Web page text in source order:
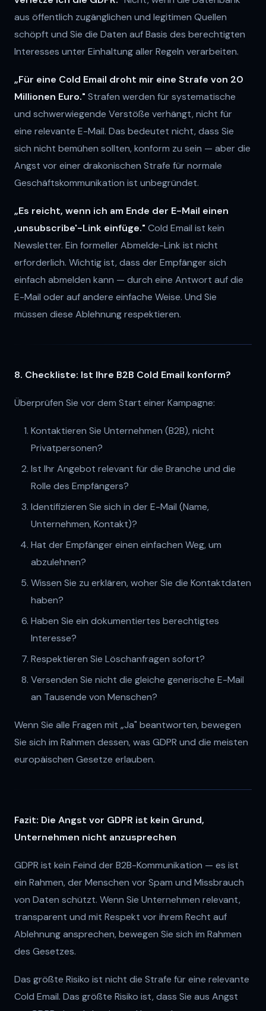
aus öffentlich zugänglichen und legitimen Quellen
schöpft und Sie die Daten auf Basis des berechtigten
Interesses unter Einhaltung aller Regeln verarbeiten.
„Für eine Cold Email droht mir eine Strafe von 20
Millionen Euro." Strafen werden für systematische
und schwerwiegende Verstöße verhängt, nicht für
eine relevante E-Mail. Das bedeutet nicht, dass Sie
sich nicht bemühen sollten, konform zu sein — aber die
Angst vor einer drakonischen Strafe für normale
Geschäftskommunikation ist unbegründet.
„Es reicht, wenn ich am Ende der E-Mail einen
‚unsubscribe'-Link einfüge." Cold Email ist kein
Newsletter. Ein formeller Abmelde-Link ist nicht
erforderlich. Wichtig ist, dass der Empfänger sich
einfach abmelden kann — durch eine Antwort auf die
E-Mail oder auf andere einfache Weise. Und Sie
müssen diese Ablehnung respektieren.
8. Checkliste: Ist Ihre B2B Cold Email konform?
Überprüfen Sie vor dem Start einer Kampagne:
Kontaktieren Sie Unternehmen (B2B), nicht
Privatpersonen?
Ist Ihr Angebot relevant für die Branche und die
Rolle des Empfängers?
Identifizieren Sie sich in der E-Mail (Name,
Unternehmen, Kontakt)?
Hat der Empfänger einen einfachen Weg, um
abzulehnen?
Wissen Sie zu erklären, woher Sie die Kontaktdaten
haben?
Haben Sie ein dokumentiertes berechtigtes
Interesse?
Respektieren Sie Löschanfragen sofort?
Versenden Sie nicht die gleiche generische E-Mail
an Tausende von Menschen?
Wenn Sie alle Fragen mit „Ja" beantworten, bewegen
Sie sich im Rahmen dessen, was GDPR und die meisten
europäischen Gesetze erlauben.
Fazit: Die Angst vor GDPR ist kein Grund,
Unternehmen nicht anzusprechen
GDPR ist kein Feind der B2B-Kommunikation — es ist
ein Rahmen, der Menschen vor Spam und Missbrauch
von Daten schützt. Wenn Sie Unternehmen relevant,
transparent und mit Respekt vor ihrem Recht auf
Ablehnung ansprechen, bewegen Sie sich im Rahmen
des Gesetzes.
Das größte Risiko ist nicht die Strafe für eine relevante
Cold Email. Das größte Risiko ist, dass Sie aus Angst